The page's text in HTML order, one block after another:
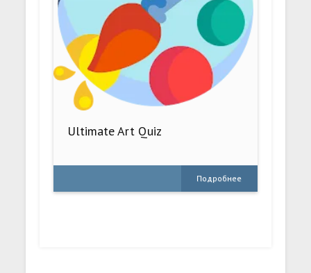
Ultimate Art Quiz
Подробнее